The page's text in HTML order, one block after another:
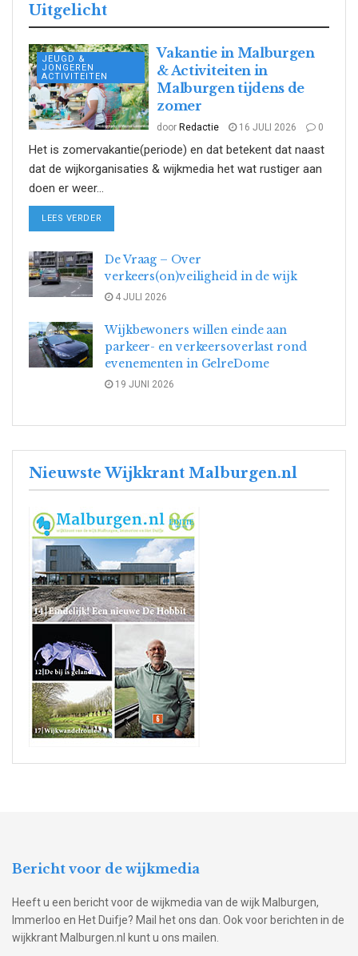
Uitgelicht
JEUGD &
JONGEREN
ACTIVITEITEN
Vakantie in Malburgen
& Activiteiten in
Malburgen tijdens de
zomer
door Redactie 16 JULI 2026 0
Het is zomervakantie(periode) en dat betekent dat naast
dat de wijkorganisaties & wijkmedia het wat rustiger aan
doen er weer...
LEES VERDER
De Vraag – Over
verkeers(on)veiligheid in de wijk
4 JULI 2026
Wijkbewoners willen einde aan
parkeer- en verkeersoverlast rond
evenementen in GelreDome
19 JUNI 2026
Nieuwste Wijkkrant Malburgen.nl
Bericht voor de wijkmedia
Heeft u een bericht voor de wijkmedia van de wijk Malburgen,
Immerloo en Het Duifje? Mail het ons dan. Ook voor berichten in de
wijkkrant Malburgen.nl kunt u ons mailen.